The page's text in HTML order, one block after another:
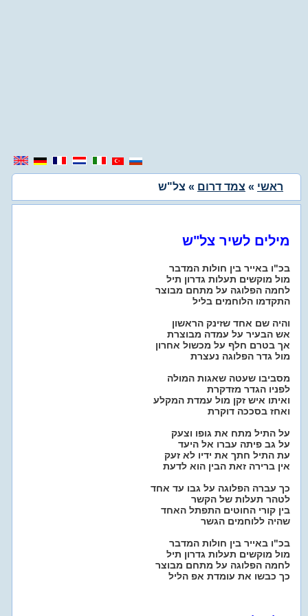
ראשי » צמד דרום » צל"ש
מילים לשיר צל"ש
בכ"ו באייר בין חולות המדבר
מול מוקשים תעלות גדרון תיל
לחמה הפלוגה על מתחם מבוצר
התקדמו הלוחמים בליל
והיה שם אחד שזינק הראשון
אש הבעיר על עמדה מבוצרת
אך בטרם חלף על מכשול אחרון
מול גדר הפלוגה נעצרת
מסביבו שעטה שאגות המולה
לפניו הגדר מזדקרת
ואיתו איש זקן מול עמדת המקלע
ואחז בסככה דוקרת
על התיל מתח את גופו וצעק
על גב פיתה עברו אל היעד
עת התיל חתך את ידיו לא זעק
אין ברירה זאת הבין הוא לדעת
כך עברה הפלוגה על גבו עד אחד
לטהר תעלות של הקשר
בין קורי החוטים התפתל האחד
שהיה ללוחמים הגשר
בכ"ו באייר בין חולות המדבר
מול מוקשים תעלות גדרון תיל
לחמה הפלוגה על מתחם מבוצר
כך כבשו את עומדת אפ הליל